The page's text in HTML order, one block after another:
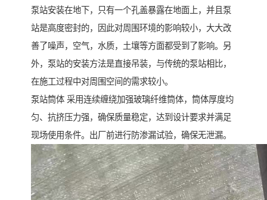
泵站安装在地下，只有一个孔盖暴露在地面上，并且泵
站是高度密封的，因此对周围环境的影响较小，大大改
善了噪声，空气，水质，土壤等方面都受到了影响。另
外，泵站的安装方法是直接吊装，与传统的泵站相比，
在施工过程中对周围空间的需求较小。
泵站筒体 采用连续缠绕加强玻璃纤维筒体，筒体厚度均
匀、抗挤压力强，确保质量稳定，达到设计要求并满足
现场使用条件。出厂前进行防渗漏试验，确保无泄漏。